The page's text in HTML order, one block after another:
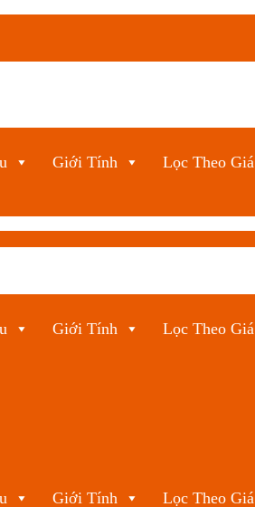
Giới Tính Lọc Theo Giá
Giới Tính Lọc Theo Giá
Giới Tính Lọc Theo Giá